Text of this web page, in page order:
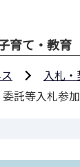
育て・教育
入札
託等入札参